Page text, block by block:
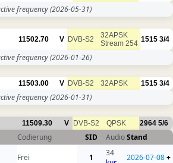
frequency(2026-05-31)
11502.70 V DVB-S2
32APSK
Stream 254 1515 3/4
frequency(2026-01-26)
11503.00 V DVB-S2 32APSK 1515 3/4
frequency(2026-01-31)
11509.30 V DVB-S2 QPSK 2964 5/6
Codierung SID AudioStand
Frei 1
34
2026-07-08+